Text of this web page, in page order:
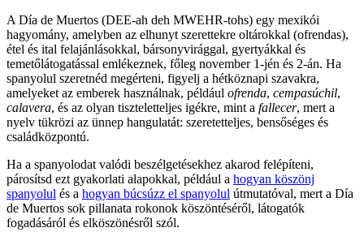
A Día de Muertos (DEE-ah deh MWEHR-tohs) egy mexikói
hagyomány, amelyben az elhunyt szerettekre oltárokkal (ofrendas),
étel és ital felajánlásokkal, bársonyvirággal, gyertyákkal és
temetőlátogatással emlékeznek, főleg november 1-jén és 2-án. Ha
spanyolul szeretnéd megérteni, figyelj a hétköznapi szavakra,
amelyeket az emberek használnak, például ofrenda, cempasúchil,
calavera, és az olyan tiszteletteljes igékre, mint a fallecer, mert a
nyelv tükrözi az ünnep hangulatát: szeretetteljes, bensőséges és
családközpontú.
Ha a spanyolodat valódi beszélgetésekhez akarod felépíteni,
párosítsd ezt gyakorlati alapokkal, például a hogyan köszönj
spanyolul és a hogyan búcsúzz el spanyolul útmutatóval, mert a Día
de Muertos sok pillanata rokonok köszöntéséről, látogatók
fogadásáról és elköszönésről szól.